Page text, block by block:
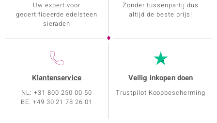
Uw expert voor
gecertificeerde edelsteen
sieraden
Zonder tussenpartij dus
altijd de beste prijs!
Klantenservice
NL: +31 800 250 00 50
BE: +49 30 21 78 26 01
Veilig inkopen doen
Trustpilot Koopbescherming